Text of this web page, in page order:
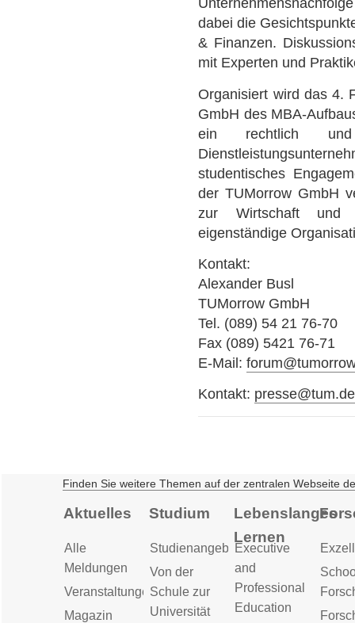
dabei die Gesichtspunkte
& Finanzen.
mit Experten und
Organisiert wird das 4.
GmbH des MBA-
ein rechtlich und
studentisches
der TUMorrow GmbH
zur Wirtschaft und
eigenständige
Kontakt:
Alexander Busl
TUMorrow GmbH
Tel. (089) 54 21 76-70
Fax (089) 5421 76-71
E-Mail:
Kontakt: presse@tum.de
Finden Sie weitere Themen auf der zentralen Webseite
Aktuelles
Alle
Meldungen
Veranstaltungen
Magazin
Studium
Studienangebot
Von der
Schule zur
Universität
Lebenslanges
Lernen
Executive
and
Professional
Education